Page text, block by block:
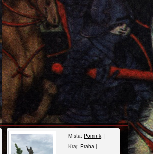
Místa: Pomník, |
Kraj: Praha |